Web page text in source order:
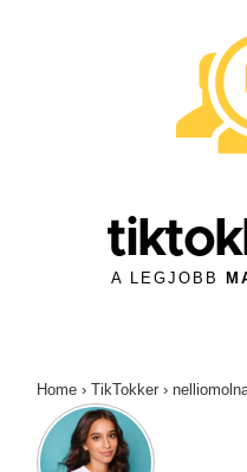
A LEGJOBB
Home › TikTokker ›